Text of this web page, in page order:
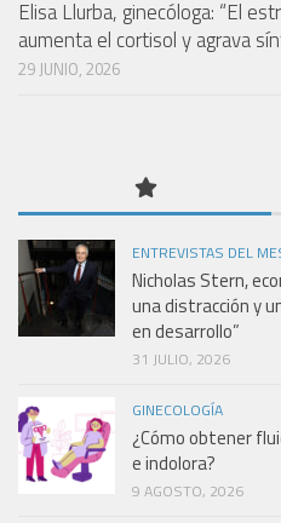
Elisa Llurba, ginecóloga: “El
aumenta el cortisol y agrava
29 JUNIO, 2026
ENTREVISTAS DEL
Nicholas Stern,
una distracción y
en desarrollo”
31 JULIO, 2026
GINECOLOGÍA
¿Cómo obtener
e indolora?
9 AGOSTO, 2026